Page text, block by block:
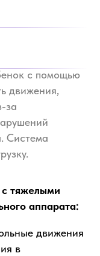
с помощью
движения,
за
Система
тяжелыми
аппарата:
движения
в